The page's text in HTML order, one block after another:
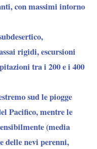
con massimi intorno
,
rigidi,escursioni
tra i 200 e i 400
sudle piogge
Pacifico, mentre le
(media
nevi perenni,